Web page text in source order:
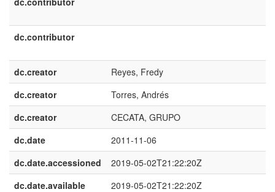
dc.contributor
dc.creator
Reyes, Fredy
dc.creator
Torres, Andrés
dc.creator
CECATA, GRUPO
dc.date
2011-11-06
dc.date.accessioned
2019-05-02T21:22:20Z
dc.date.available
2019-05-02T21:22:20Z